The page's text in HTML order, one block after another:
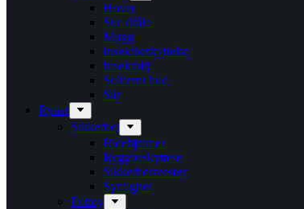
Hover
Sur stråle
Mugg
Insektbeskyttelse
Insektbitt
Solbrent hud
Sår
Rytter
Sikkerhet
Ridehjelmer
Ryggbeskyttere
Sikkerhetsvester
Synlighet
Fottøy